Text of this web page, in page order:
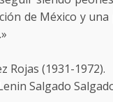
de México y una
Rojas (1931-1972).
Salgado